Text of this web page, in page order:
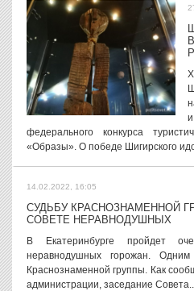
федерального конкурса
«Образы». О победе Шигирского
14.02.2022, 16:05
СУДЬБУ КРАСНОЗНАМЕННОЙ
СОВЕТЕ НЕРАВНОДУШНЫХ
В Екатеринбурге пройдет
неравнодушных горожан.
Краснознаменной группы. Как
администрации, заседание